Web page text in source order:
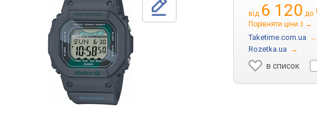
від 6 120 до
Порівняти ціни 3 →
Taketime.com.ua →
Rozetka.ua →
в список